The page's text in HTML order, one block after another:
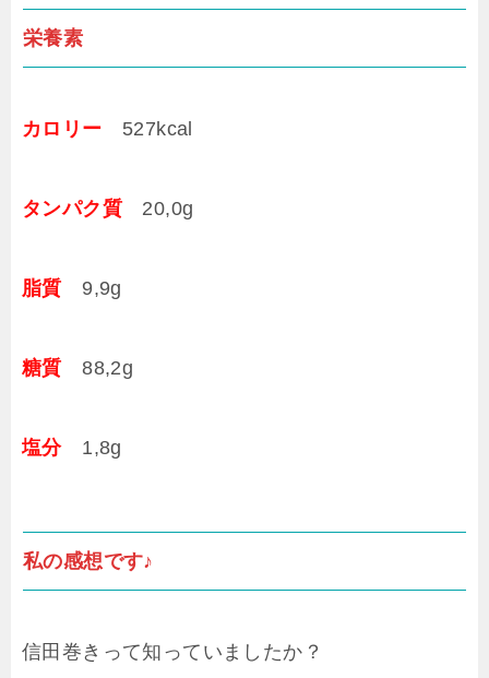
栄養素
カロリー 527kcal
タンパク質 20,0g
脂質 9,9g
糖質 88,2g
塩分1,8g
私の感想です♪
信田巻きって知っていましたか？